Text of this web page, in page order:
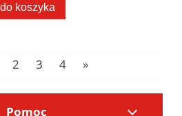
do koszyka
2 3 4 »
Pomoc